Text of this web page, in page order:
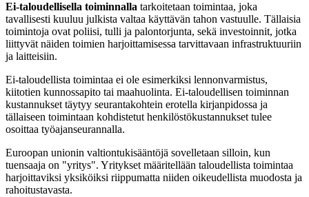
Ei-taloudellisella toiminnalla tarkoitetaan toimintaa, joka
tavallisesti kuuluu julkista valtaa käyttävän tahon vastuulle. Tällaisia
toimintoja ovat poliisi, tulli ja palontorjunta, sekä investoinnit, jotka
liittyvät näiden toimien harjoittamisessa tarvittavaan infrastruktuuriin
ja laitteisiin.
Ei-taloudellista toimintaa ei ole esimerkiksi lennonvarmistus,
kiitotien kunnossapito tai maahuolinta. Ei-taloudellisen toiminnan
kustannukset täytyy seurantakohtein erotella kirjanpidossa ja
tällaiseen toimintaan kohdistetut henkilöstökustannukset tulee
osoittaa työajanseurannalla.
Euroopan unionin valtiontukisääntöjä sovelletaan silloin, kun
tuensaaja on "yritys". Yritykset määritellään taloudellista toimintaa
harjoittaviksi yksiköiksi riippumatta niiden oikeudellista muodosta ja
rahoitustavasta.